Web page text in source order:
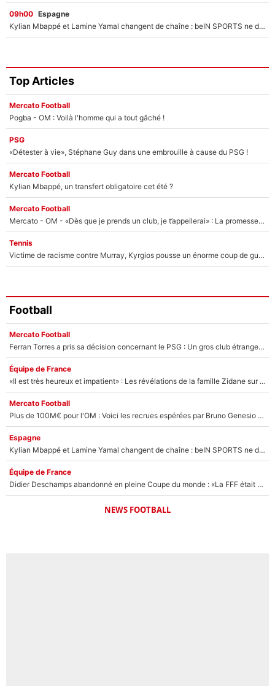
09h00 Espagne
Kylian Mbappé et Lamine Yamal changent de chaîne : beIN SPORTS ne digère pas cette décision historique et prédit un fiasco pour la Liga
Top Articles
Mercato Football
Pogba - OM : Voilà l'homme qui a tout gâché !
PSG
«Détester à vie», Stéphane Guy dans une embrouille à cause du PSG !
Mercato Football
Kylian Mbappé, un transfert obligatoire cet été ?
Mercato Football
Mercato - OM - «Dès que je prends un club, je t’appellerai» : La promesse de Marcelino au moment de claquer la porte
Tennis
Victime de racisme contre Murray, Kyrgios pousse un énorme coup de gueule !
Football
Mercato Football
Ferran Torres a pris sa décision concernant le PSG : Un gros club étranger prêt à relancer le feuilleton pour la signature du champion du monde 2026 !
Équipe de France
«Il est très heureux et impatient» : Les révélations de la famille Zidane sur sa prise de pouvoir en équipe de France !
Mercato Football
Plus de 100M€ pour l'OM : Voici les recrues espérées par Bruno Genesio et Grégory Lorenzi après l’opération dégraissage
Espagne
Kylian Mbappé et Lamine Yamal changent de chaîne : beIN SPORTS ne digère pas cette décision historique et prédit un fiasco pour la Liga
Équipe de France
Didier Deschamps abandonné en pleine Coupe du monde : «La FFF était déjà passée à Zinedine Zidane»
NEWS FOOTBALL